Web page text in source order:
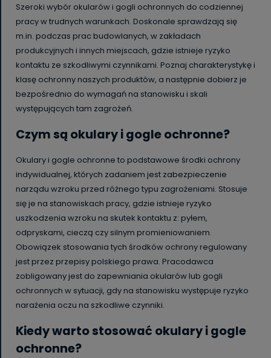
Szeroki wybór okularów i gogli ochronnych do codziennej
pracy w trudnych warunkach. Doskonale sprawdzają się
m.in. podczas prac budowlanych, w zakładach
produkcyjnych i innych miejscach, gdzie istnieje ryzyko
kontaktu ze szkodliwymi czynnikami. Poznaj charakterystykę i
klasę ochronny naszych produktów, a następnie dobierz je
bezpośrednio do wymagań na stanowisku i skali
występujących tam zagrożeń.
Czym są okulary i gogle ochronne?
Okulary i gogle ochronne to podstawowe środki ochrony
indywidualnej, których zadaniem jest zabezpieczenie
narządu wzroku przed różnego typu zagrożeniami. Stosuje
się je na stanowiskach pracy, gdzie istnieje ryzyko
uszkodzenia wzroku na skutek kontaktu z: pyłem,
odpryskami, cieczą czy silnym promieniowaniem.
Obowiązek stosowania tych środków ochrony regulowany
jest przez przepisy polskiego prawa. Pracodawca
zobligowany jest do zapewniania okularów lub gogli
ochronnych w sytuacji, gdy na stanowisku występuje ryzyko
narażenia oczu na szkodliwe czynniki.
Kiedy warto stosować okulary i gogle
ochronne?